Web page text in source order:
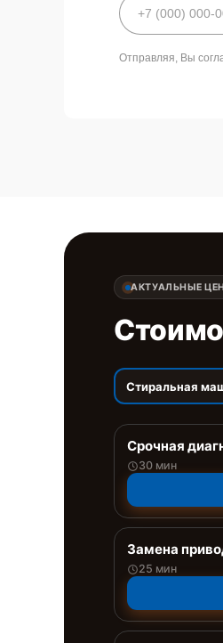
Отправляя, Вы
АКТУАЛЬНЫЕ
Стиральная
Срочная
30 мин
Замена
25 мин